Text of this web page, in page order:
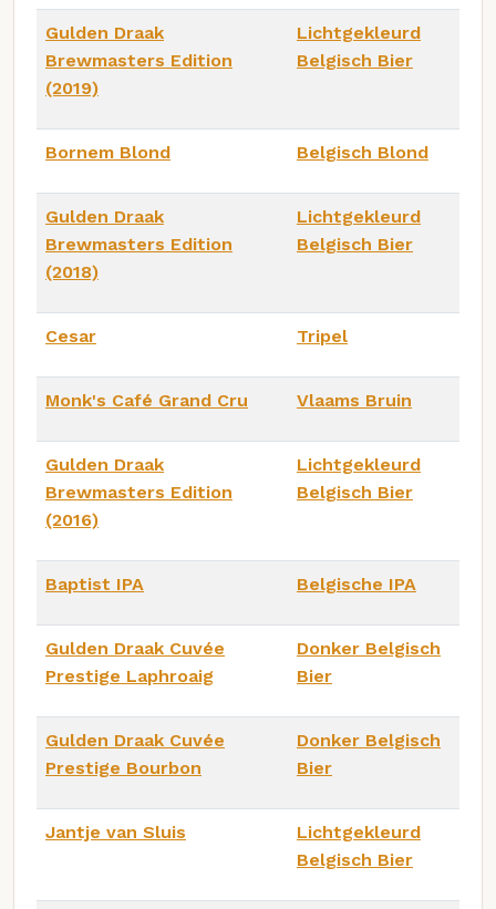
Gulden Draak
Brewmasters Edition
(2019)
Lichtgekleurd
Belgisch Bier
Bornem Blond Belgisch Blond
Gulden Draak
Brewmasters Edition
(2018)
Lichtgekleurd
Belgisch Bier
Cesar Tripel
Monk's Café Grand Cru Vlaams Bruin
Gulden Draak
Brewmasters Edition
(2016)
Lichtgekleurd
Belgisch Bier
Baptist IPA Belgische IPA
Gulden Draak Cuvée
Prestige Laphroaig
Donker Belgisch
Bier
Gulden Draak Cuvée
Prestige Bourbon
Donker Belgisch
Bier
Jantje van Sluis
Lichtgekleurd
Belgisch Bier